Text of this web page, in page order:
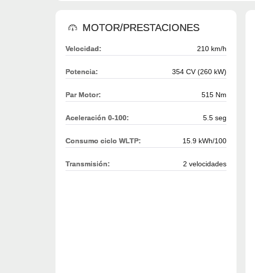
MOTOR/PRESTACIONES
Velocidad: 210 km/h
Potencia: 354 CV (260 kW)
Par Motor: 515 Nm
Aceleración 0-100: 5.5 seg
Consumo ciclo WLTP: 15.9 kWh/100
Transmisión: 2 velocidades